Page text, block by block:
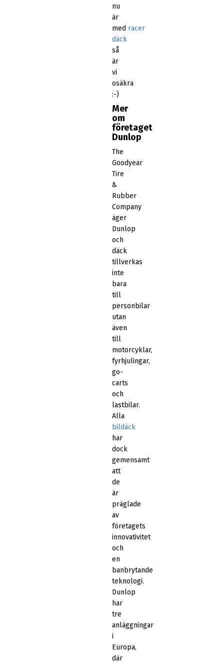
nu
är
med racer
däck
så
är
vi
osäkra
:-)
Mer
om
företaget
Dunlop
The
Goodyear
Tire
&
Rubber
Company
äger
Dunlop
och
däck
tillverkas
inte
bara
till
personbilar
utan
även
till
motorcyklar,
fyrhjulingar,
go-
carts
och
lastbilar.
Alla
bildäck
har
dock
gemensamt
att
de
är
präglade
av
företagets
innovativitet
och
en
banbrytande
teknologi.
Dunlop
har
tre
anläggningar
i
Europa,
där